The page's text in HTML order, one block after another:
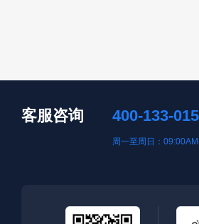
客服咨询 400-133-
周一至周日：